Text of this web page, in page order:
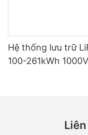
Hệ thống lưu trữ
100-261kWh